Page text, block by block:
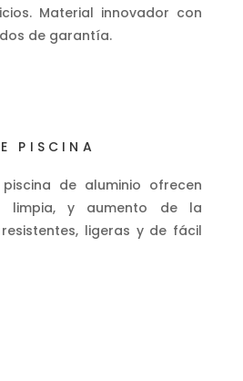
Material innovador con
de garantía.
PISCINA
de aluminio ofrecen
limpia, y aumento de la
ligeras y de fácil